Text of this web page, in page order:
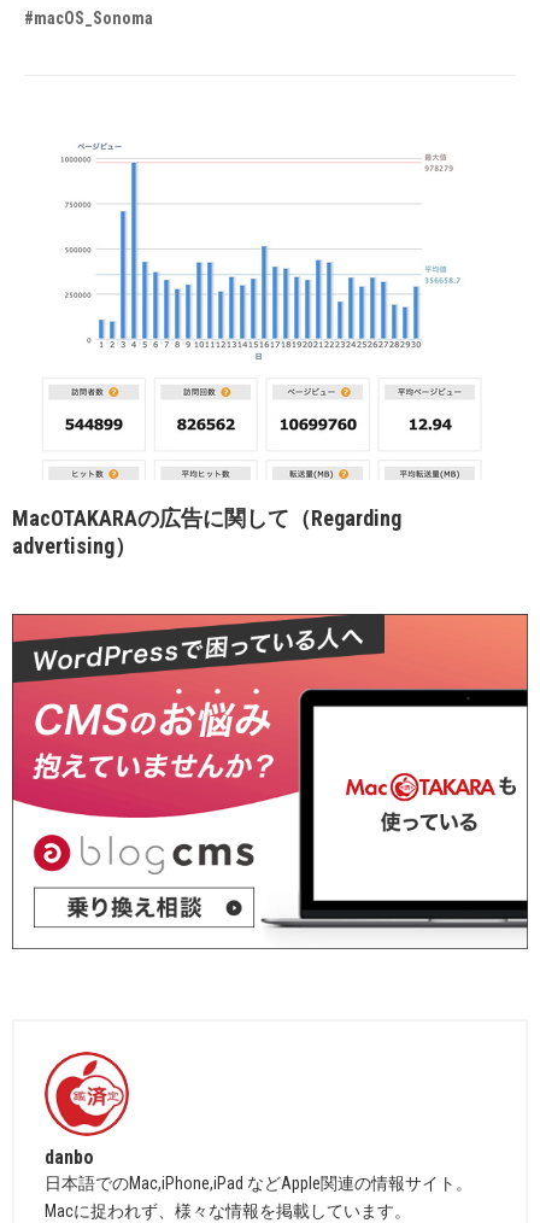
#macOS_Sonoma
MacOTAKARAの広告に関して（Regarding
advertising）
danbo
日本語でのMac,iPhone,iPad などApple関連の情報サイト。
Macに捉われず、様々な情報を掲載しています。